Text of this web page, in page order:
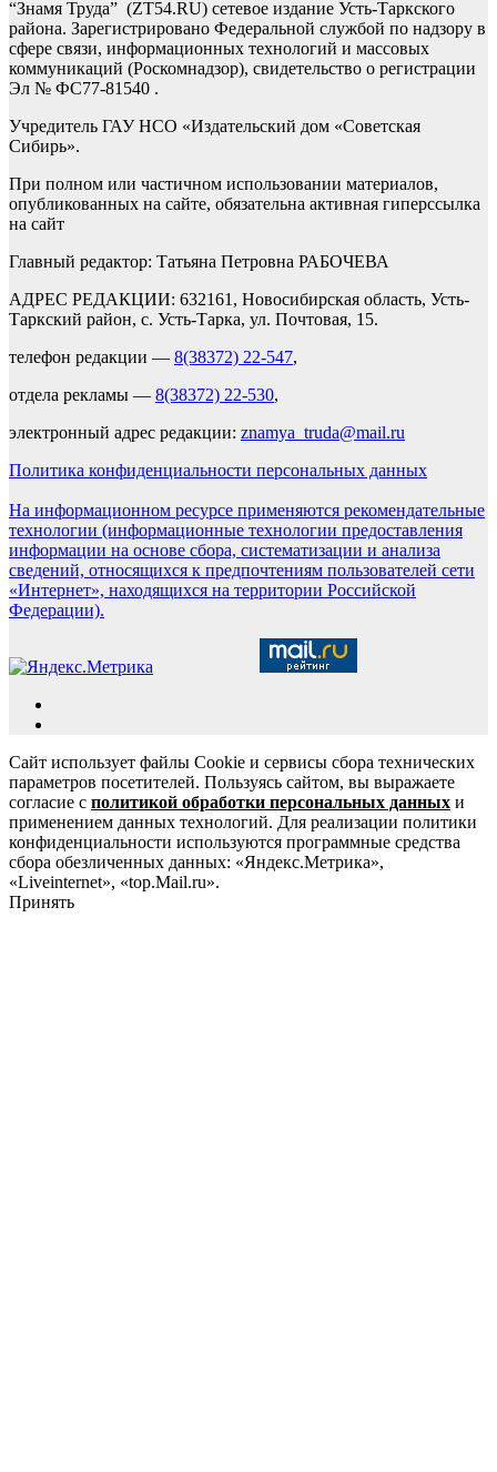
“Знамя Труда” (ZT54.RU) сетевое издание Усть-Таркского
района. Зарегистрировано Федеральной службой по надзору в
сфере связи, информационных технологий и массовых
коммуникаций (Роскомнадзор), свидетельство о регистрации
Эл № ФС77-81540 .
Учредитель ГАУ НСО «Издательский дом «Советская
Сибирь».
При полном или частичном использовании материалов,
опубликованных на сайте, обязательна активная гиперссылка
на сайт
Главный редактор: Татьяна Петровна РАБОЧЕВА
АДРЕС РЕДАКЦИИ: 632161, Новосибирская область, Усть-
Таркский район, с. Усть-Тарка, ул. Почтовая, 15.
телефон редакции — 8(38372) 22-547,
отдела рекламы — 8(38372) 22-530,
электронный адрес редакции: znamya_truda@mail.ru
Политика конфиденциальности персональных данных
На информационном ресурсе применяются рекомендательные
технологии (информационные технологии предоставления
информации на основе сбора, систематизации и анализа
сведений, относящихся к предпочтениям пользователей сети
«Интернет», находящихся на территории Российской
Федерации).
Сайт использует файлы Cookie и сервисы сбора технических
параметров посетителей. Пользуясь сайтом, вы выражаете
согласие с политикой обработки персональных данных и
применением данных технологий. Для реализации политики
конфиденциальности используются программные средства
сбора обезличенных данных: «Яндекс.Метрика»,
«Liveinternet», «top.Mail.ru».
Принять